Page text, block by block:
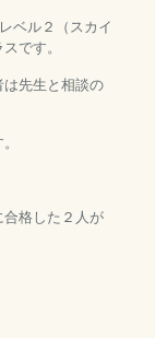
ベル２（スカイ
です。
先生と相談の
格した２人が